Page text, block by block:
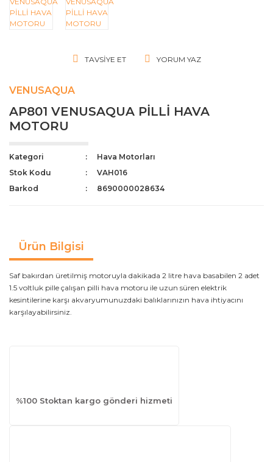
TAVSIYE ET YORUM YAZ
VENUSAQUA
AP801 VENUSAQUA PİLLİ HAVA
MOTORU
Kategori
Hava Motorları
Stok Kodu
VAH016
Barkod
8690000028634
Ürün Bilgisi
Saf bakırdan üretilmiş motoruyla dakikada 2 litre hava basabilen 2 adet
1.5 voltluk pille çalışan pilli hava motoru ile uzun süren elektrik
kesintilerine karşı akvaryumunuzdaki balıklarınızın hava ihtiyacını
karşılayabilirsiniz.
%100 Stoktan kargo gönderi hizmeti